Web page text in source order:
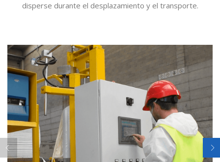
disperse durante el desplazamiento y el transporte.